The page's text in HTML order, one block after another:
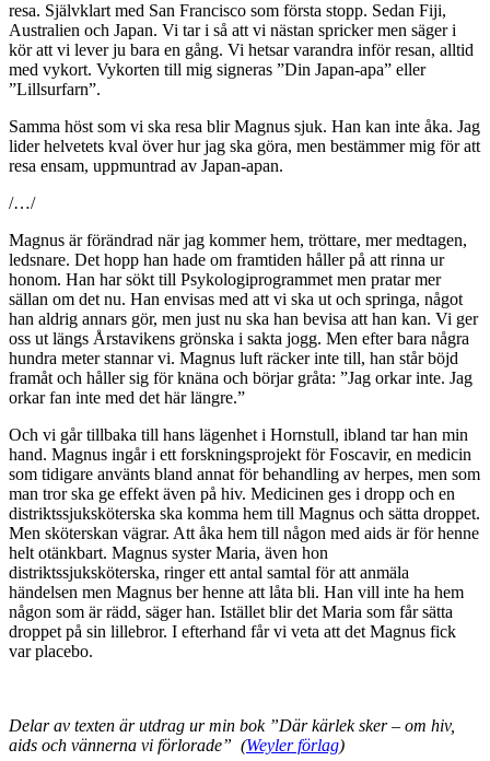
resa. Självklart med San Francisco som första stopp. Sedan Fiji,
Australien och Japan. Vi tar i så att vi nästan spricker men säger i
kör att vi lever ju bara en gång. Vi hetsar varandra inför resan, alltid
med vykort. Vykorten till mig signeras ”Din Japan-apa” eller
”Lillsurfarn”.
Samma höst som vi ska resa blir Magnus sjuk. Han kan inte åka. Jag
lider helvetets kval över hur jag ska göra, men bestämmer mig för att
resa ensam, uppmuntrad av Japan-apan.
/…/
Magnus är förändrad när jag kommer hem, tröttare, mer medtagen,
ledsnare. Det hopp han hade om framtiden håller på att rinna ur
honom. Han har sökt till Psykologiprogrammet men pratar mer
sällan om det nu. Han envisas med att vi ska ut och springa, något
han aldrig annars gör, men just nu ska han bevisa att han kan. Vi ger
oss ut längs Årstavikens grönska i sakta jogg. Men efter bara några
hundra meter stannar vi. Magnus luft räcker inte till, han står böjd
framåt och håller sig för knäna och börjar gråta: ”Jag orkar inte. Jag
orkar fan inte med det här längre.”
Och vi går tillbaka till hans lägenhet i Hornstull, ibland tar han min
hand. Magnus ingår i ett forskningsprojekt för Foscavir, en medicin
som tidigare använts bland annat för behandling av herpes, men som
man tror ska ge effekt även på hiv. Medicinen ges i dropp och en
distriktssjuksköterska ska komma hem till Magnus och sätta droppet.
Men sköterskan vägrar. Att åka hem till någon med aids är för henne
helt otänkbart. Magnus syster Maria, även hon
distriktssjuksköterska, ringer ett antal samtal för att anmäla
händelsen men Magnus ber henne att låta bli. Han vill inte ha hem
någon som är rädd, säger han. Istället blir det Maria som får sätta
droppet på sin lillebror. I efterhand får vi veta att det Magnus fick
var placebo.
Delar av texten är utdrag ur min bok ”Där kärlek sker – om hiv,
aids och vännerna vi förlorade” (Weyler förlag)